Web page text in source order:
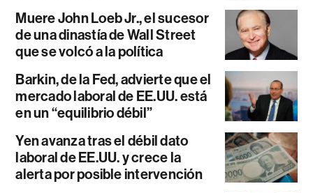
Muere John Loeb Jr., el sucesor
de una dinastía de Wall Street
que se volcó a la política
Barkin, de la Fed, advierte que el
mercado laboral de EE.UU. está
en un “equilibrio débil”
Yen avanza tras el débil dato
laboral de EE.UU. y crece la
alerta por posible intervención